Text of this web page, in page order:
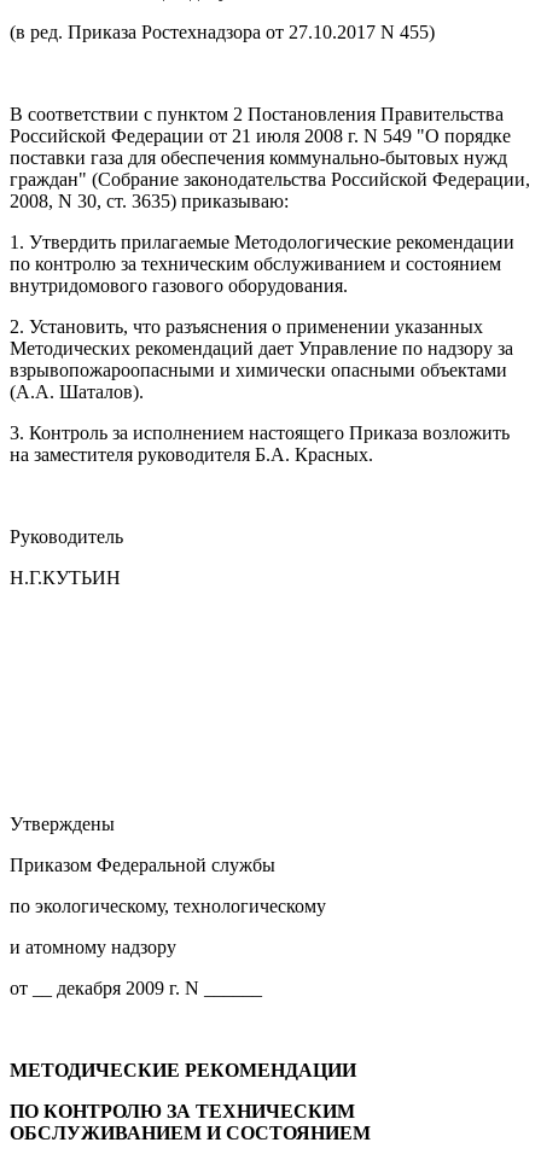
(в ред. Приказа Ростехнадзора от 27.10.2017 N 455)
В соответствии с пунктом 2 Постановления Правительства
Российской Федерации от 21 июля 2008 г. N 549 "О порядке
поставки газа для обеспечения коммунально-бытовых нужд
граждан" (Собрание законодательства Российской Федерации,
2008, N 30, ст. 3635) приказываю:
1. Утвердить прилагаемые Методологические рекомендации
по контролю за техническим обслуживанием и состоянием
внутридомового газового оборудования.
2. Установить, что разъяснения о применении указанных
Методических рекомендаций дает Управление по надзору за
взрывопожароопасными и химически опасными объектами
(А.А. Шаталов).
3. Контроль за исполнением настоящего Приказа возложить
на заместителя руководителя Б.А. Красных.
Руководитель
Н.Г.КУТЬИН
Утверждены
Приказом Федеральной службы
по экологическому, технологическому
и атомному надзору
от __ декабря 2009 г. N ______
МЕТОДИЧЕСКИЕ РЕКОМЕНДАЦИИ
ПО КОНТРОЛЮ ЗА ТЕХНИЧЕСКИМ
ОБСЛУЖИВАНИЕМ И СОСТОЯНИЕМ